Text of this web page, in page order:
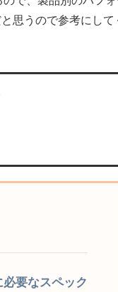
思うので参考にして
要なスペック